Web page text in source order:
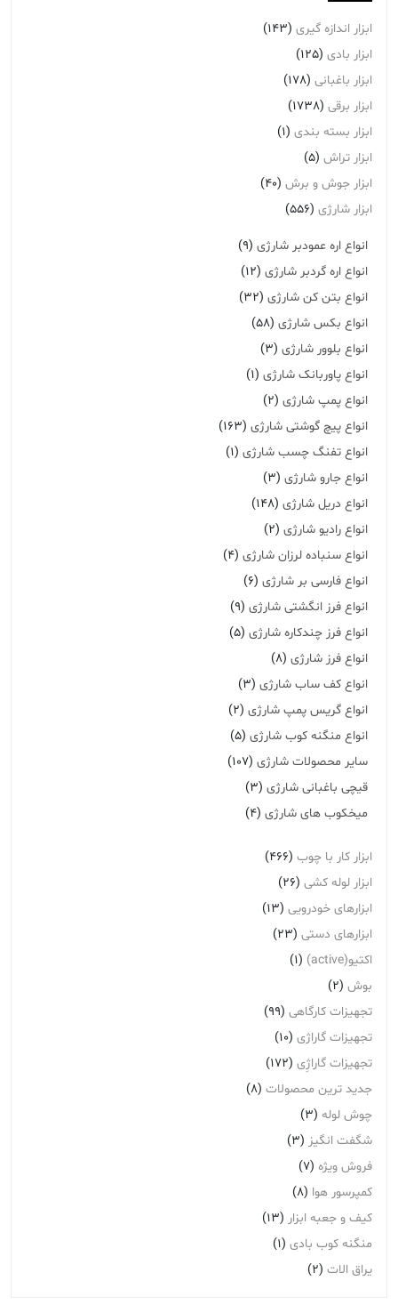
ابزار اندازه گیری (143)
ابزار بادی (125)
ابزار باغبانی (178)
ابزار برقی (1738)
ابزار بسته بندی (1)
ابزار تراش (5)
ابزار جوش و برش (40)
ابزار شارژی (556)
انواع اره عمودبر شارژی (9)
انواع اره گردبر شارژی (12)
انواع بتن کن شارژی (32)
انواع بکس شارژی (58)
انواع بلوور شارژی (3)
انواع پاوربانک شارژی (1)
انواع پمپ شارژی (2)
انواع پیچ گوشتی شارژی (163)
انواع تفنگ چسب شارژی (1)
انواع جارو شارژی (3)
انواع دریل شارژی (148)
انواع رادیو شارژی (2)
انواع سنباده لرزان شارژی (4)
انواع فارسی بر شارژی (6)
انواع فرز انگشتی شارژی (9)
انواع فرز چندکاره شارژی (5)
انواع فرز شارژی (8)
انواع کف ساب شارژی (3)
انواع گریس پمپ شارژی (2)
انواع منگنه کوب شارژی (5)
سایر محصولات شارژی (107)
قیچی باغبانی شارژی (3)
میخکوب های شارژی (4)
ابزار کار با چوب (466)
ابزار لوله کشی (26)
ابزارهای خودرویی (13)
ابزارهای دستی (23)
اکتیو(active)
(1)
بوش (2)
تجهیزات کارگاهی (99)
تجهیزات گاراژی (10)
تجهیزات گاراژِی (172)
جدید ترین محصولات (8)
چوش لوله (3)
شگفت انگیز (3)
فروش ویژه (7)
کمپرسور هوا (8)
کیف و جعبه ابزار (13)
منگنه کوب بادی (1)
یراق الات (2)